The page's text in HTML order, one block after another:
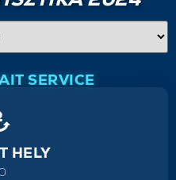
SERVICE
HELY